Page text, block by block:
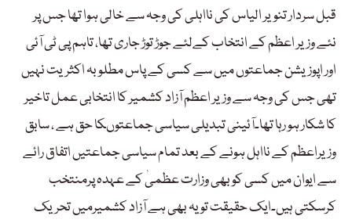
قبل سردار تنویر الیاس کی نااہلی کی وجہ سے خالی ہوا تھا جس پر
نئے وزیر اعظم کے انتخاب کےلئے جوڑ توڑ جاری تھا، تاہم پی ٹی آئی
اور اپوزیشن جماعتوں میں سے کسی کے پاس مطلوبہ اکثریت نہیں
تھی جس کی وجہ سے وزیر اعظم آزاد کشمیر کا انتخابی عمل تاخیر
کا شکار ہو رہا تھا۔آئینی تبدیلی سیاسی جماعتوںکا حق ہے ، سابق
وزیراعظم کے نااہل ہونے کے بعد تمام سیاسی جماعتیں اتفاق رائے
سے ایوان میں کسی کو بھی وزارت عظمیٰ کے عہدہ پرمنتخب
کرسکتی ہیں۔ایک حقیقت تو یہ بھی ہے آزاد کشمیرمیں تحریک